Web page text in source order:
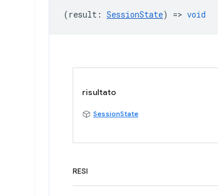
(result : SessionState) => void
risultato
SessionState
RESI